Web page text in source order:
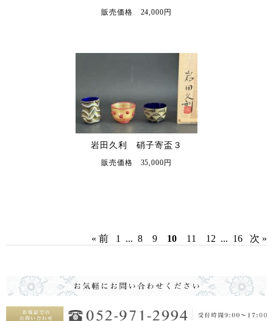
販売価格 24,000円
岩田久利 硝子寄盃３
販売価格 35,000円
« 前 1 ... 8 9 10 11 12 ... 16 次 »